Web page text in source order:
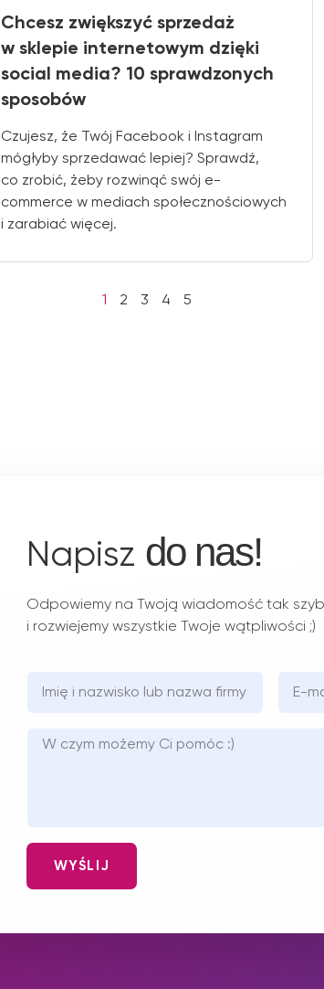
Chcesz zwiększyć sprzedaż
w sklepie internetowym dzięki
social media? 10 sprawdzonych
sposobów
Czujesz, że Twój Facebook i Instagram
mógłyby sprzedawać lepiej? Sprawdź,
co zrobić, żeby rozwinąć swój e-
commerce w mediach społecznościowych
i zarabiać więcej.
1 2 3 4 5
Napisz do nas!
Odpowiemy na Twoją wiadomość tak
i rozwiejemy wszystkie Twoje wątpliwości ;)
WYŚLIJ